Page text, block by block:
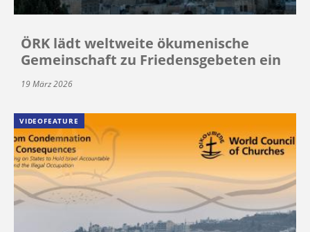
ÖRK lädt weltweite ökumenische
Gemeinschaft zu Friedensgebeten ein
19 März 2026
VIDEOFEATURE